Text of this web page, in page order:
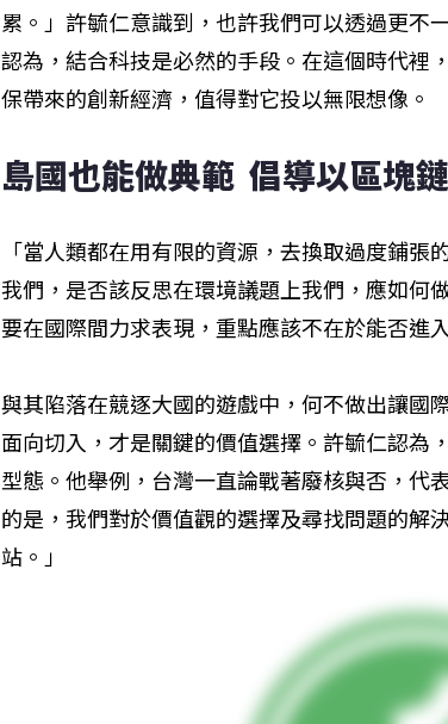
累。」許毓仁意識到，也許我們可以透過更不
認為，結合科技是必然的手段。在這個時代裡
保帶來的創新經濟，值得對它投以無限想像。
島國也能做典範  倡導以區塊
「當人類都在用有限的資源，去換取過度鋪
我們，是否該反思在環境議題上我們，應如何
要在國際間力求表現，重點應該不在於能否進
與其陷落在競逐大國的遊戲中，何不做出讓
面向切入，才是關鍵的價值選擇。許毓仁認為
型態。他舉例，台灣一直論戰著廢核與否，代
的是，我們對於價值觀的選擇及尋找問題的解
站。」